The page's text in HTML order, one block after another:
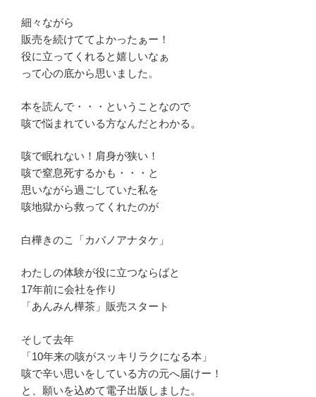
細々ながら
販売を続けててよかったぁー！
役に立ってくれると嬉しいなぁ
って心の底から思いました。
本を読んで・・・ということなので
咳で悩まれている方なんだとわかる。
咳で眠れない！肩身が狭い！
咳で窒息死するかも・・・と
思いながら過ごしていた私を
咳地獄から救ってくれたのが
白樺きのこ「カバノアナタケ」
わたしの体験が役に立つならばと
17年前に会社を作り
「あんみん樺茶」販売スタート
そして去年
「10年来の咳がスッキリラクになる本」
咳で辛い思いをしている方の元へ届けー！
と、願いを込めて電子出版しました。